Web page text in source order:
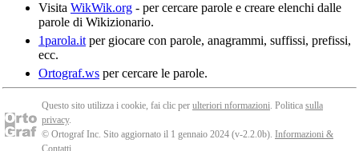
Visita WikWik.org - per cercare parole e creare elenchi dalle
parole di Wikizionario.
1parola.it per giocare con parole, anagrammi, suffissi, prefissi,
ecc.
Ortograf.ws per cercare le parole.
Questo sito utilizza i cookie, fai clic per ulteriori nformazioni. Politica sulla
privacy.
© Ortograf Inc. Sito aggiornato il 1 gennaio 2024 (v-2.2.0b). Informazioni &
Contatti